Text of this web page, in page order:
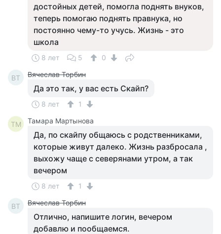
достойных детей, помогла поднять внуков,
теперь помогаю поднять правнука, но
постоянно чему-то учусь. Жизнь - это
школа
8 лет 5 0
ВТ Вячеслав Торбин
Да это так, у вас есть Скайп?
8 лет 1
ТМ Тамара Мартынова
Да, по скайпу общаюсь с родственниками,
которые живут далеко. Жизнь разбросала ,
выхожу чаще с северянами утром, а так
вечером
8 лет 1
ВТ Вячеслав Торбин
Отлично, напишите логин, вечером
добавлю и пообщаемся.